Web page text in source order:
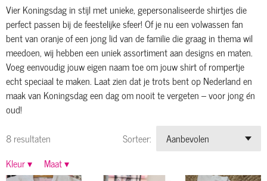
Vier Koningsdag in stijl met unieke, gepersonaliseerde shirtjes die
perfect passen bij de feestelijke sfeer! Of je nu een volwassen fan
bent van oranje of een jong lid van de familie die graag in thema wil
meedoen, wij hebben een uniek assortiment aan designs en maten.
Voeg eenvoudig jouw eigen naam toe om jouw shirt of rompertje
echt speciaal te maken. Laat zien dat je trots bent op Nederland en
maak van Koningsdag een dag om nooit te vergeten – voor jong én
oud!
8 resultaten
Sorteer:
Kleur▾ Maat▾